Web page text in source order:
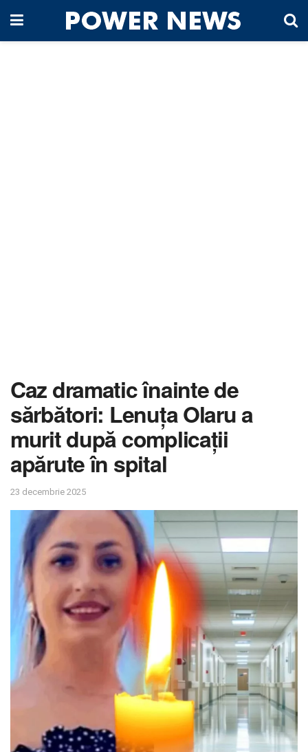
Caz dramatic înainte de
sărbători: Lenuța Olaru a
murit după complicații
apărute în spital
23 decembrie 2025